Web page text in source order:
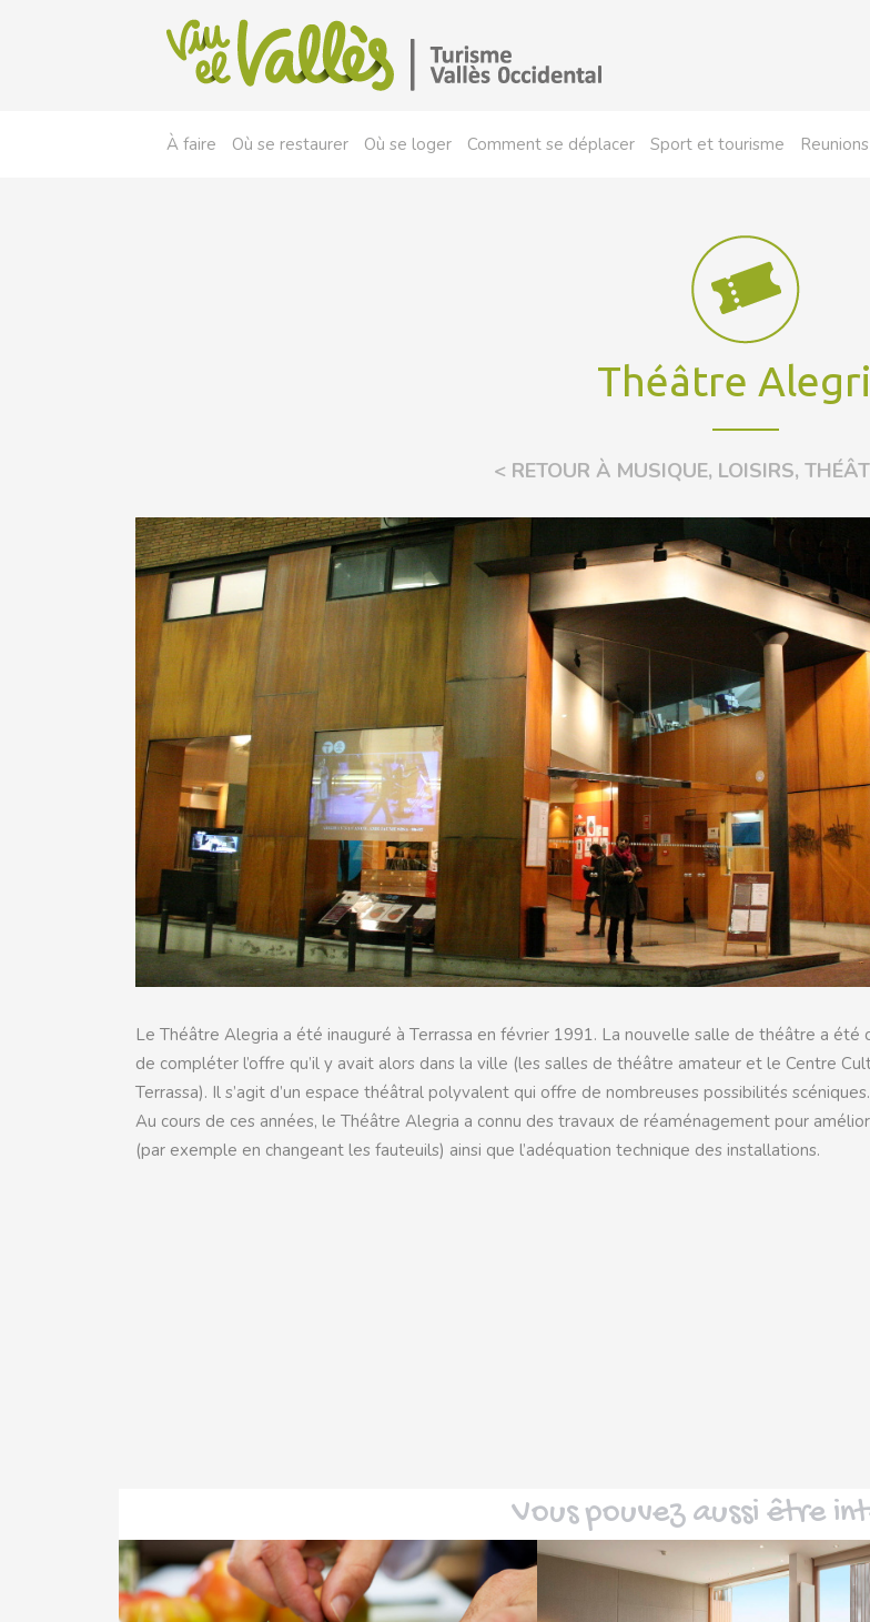
À faire Où se restaurer Où se loger Comment se déplacer Sport et tourisme
Théâtre
< RETOUR À MUSIQUE, LOISIRS,
Le Théâtre Alegria a été inauguré à Terrassa en février 1991. La nouvelle salle de théâtre a été
de compléter l’offre qu’il y avait alors dans la ville (les salles de théâtre amateur et le Centre
Terrassa). Il s’agit d’un espace théâtral polyvalent qui offre de nombreuses possibilités scéniques.
Au cours de ces années, le Théâtre Alegria a connu des travaux de réaménagement pour
(par exemple en changeant les fauteuils) ainsi que l’adéquation technique des installations.
Vous pouvez aussi être